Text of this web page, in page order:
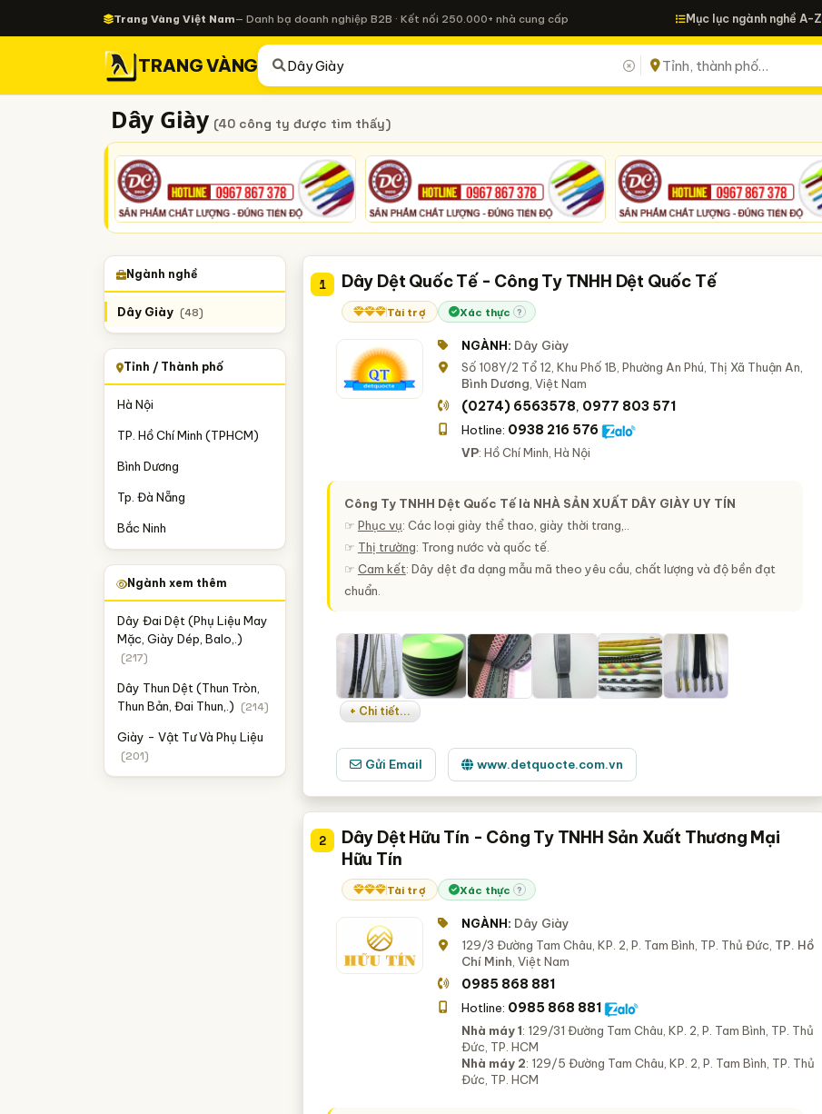
Trang Vàng Việt Nam— Danh bạ doanh nghiệp B2B · Kết nối 250.000+ nhà cung cấp Mục lục ngành nghề A-Z
TRANG VÀNG
Dây Giày (40 công ty được tìm thấy)
Ngành nghề
Dây Giày (48)
Tỉnh / Thành phố
Hà Nội
TP. Hồ Chí Minh (TPHCM)
Bình Dương
Tp. Đà Nẵng
Bắc Ninh
Ngành xem thêm
Dây Đai Dệt (Phụ Liệu May
Mặc, Giày Dép, Balo,.)
(217)
Dây Thun Dệt (Thun Tròn,
Thun Bản, Đai Thun,.) (214)
Giày - Vật Tư Và Phụ Liệu
(201)
1 Dây Dệt Quốc Tế - Công Ty TNHH Dệt Quốc Tế
Tài trợ Xác thực ?
NGÀNH: Dây Giày
Số 108Y/2 Tổ 12, Khu Phố 1B, Phường An Phú, Thị Xã Thuận An,
Bình Dương , Việt Nam
(0274) 6563578, 0977 803 571
Hotline: 0938 216 576
VP: Hồ Chí Minh, Hà Nội
Công Ty TNHH Dệt Quốc Tế là NHÀ SẢN XUẤT DÂY GIÀY UY TÍN
☞ Phục vụ: Các loại giày thể thao, giày thời trang,..
☞ Thị trường: Trong nước và quốc tế.
☞ Cam kết: Dây dệt đa dạng mẫu mã theo yêu cầu, chất lượng và độ bền đạt
chuẩn.
+ Chi tiết...
Gửi Email www.detquocte.com.vn
2
Dây Dệt Hữu Tín - Công Ty TNHH Sản Xuất Thương Mại
Hữu Tín
Tài trợ Xác thực ?
NGÀNH: Dây Giày
129/3 Đường Tam Châu, KP. 2, P. Tam Bình, TP. Thủ Đức, TP. Hồ
Chí Minh , Việt Nam
0985 868 881
Hotline: 0985 868 881
Nhà máy 1: 129/31 Đường Tam Châu, KP. 2, P. Tam Bình, TP. Thủ
Đức, TP. HCM
Nhà máy 2: 129/5 Đường Tam Châu, KP. 2, P. Tam Bình, TP. Thủ
Đức, TP. HCM